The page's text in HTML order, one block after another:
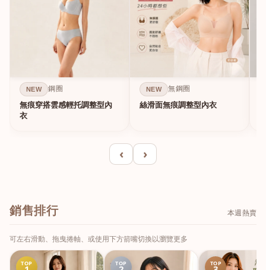
NEW 鋼圈
無痕穿搭雲感輕托調整型內
衣
NEW 無鋼圈
絲滑面無痕調整型內衣
‹ ›
銷售排行 本週熱賣
可左右滑動、拖曳捲軸、或使用下方箭嘴切換以瀏覽更多
TOP TOP TOP